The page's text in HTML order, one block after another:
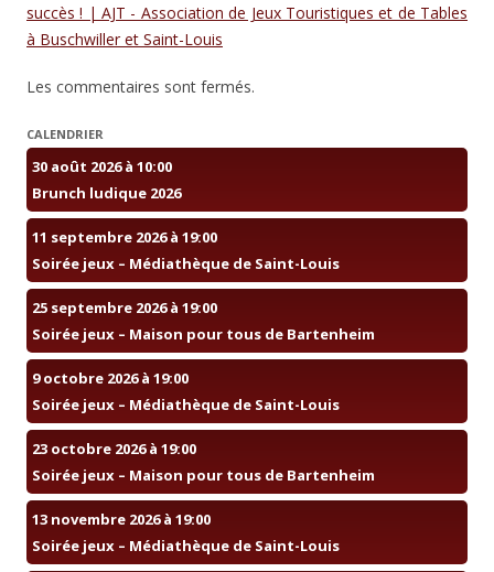
succès ! | AJT - Association de Jeux Touristiques et de Tables
à Buschwiller et Saint-Louis
Les commentaires sont fermés.
CALENDRIER
30 août 2026 à 10:00
Brunch ludique 2026
11 septembre 2026 à 19:00
Soirée jeux – Médiathèque de Saint-Louis
25 septembre 2026 à 19:00
Soirée jeux – Maison pour tous de Bartenheim
9 octobre 2026 à 19:00
Soirée jeux – Médiathèque de Saint-Louis
23 octobre 2026 à 19:00
Soirée jeux – Maison pour tous de Bartenheim
13 novembre 2026 à 19:00
Soirée jeux – Médiathèque de Saint-Louis